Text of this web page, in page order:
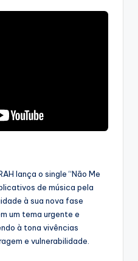
lança o single “Não Me
de música pela
à sua nova fase
um tema urgente e
à tona vivências
e vulnerabilidade.